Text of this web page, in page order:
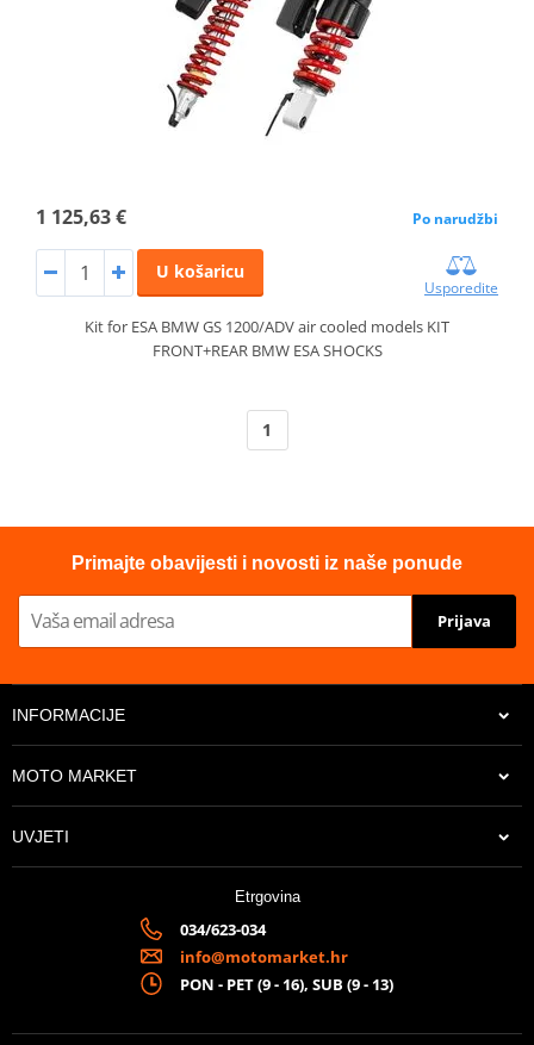
1 125,63 € Po narudžbi
U košaricu
Usporedite
Kit for ESA BMW GS 1200/ADV air cooled models KIT
FRONT+REAR BMW ESA SHOCKS
1
Primajte obavijesti i novosti iz naše ponude
Prijava
INFORMACIJE
MOTO MARKET
UVJETI
Etrgovina
034/623-034
info@motomarket.hr
PON - PET (9 - 16), SUB (9 - 13)